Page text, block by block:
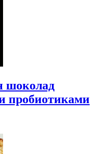
шоколад
пробиотиками